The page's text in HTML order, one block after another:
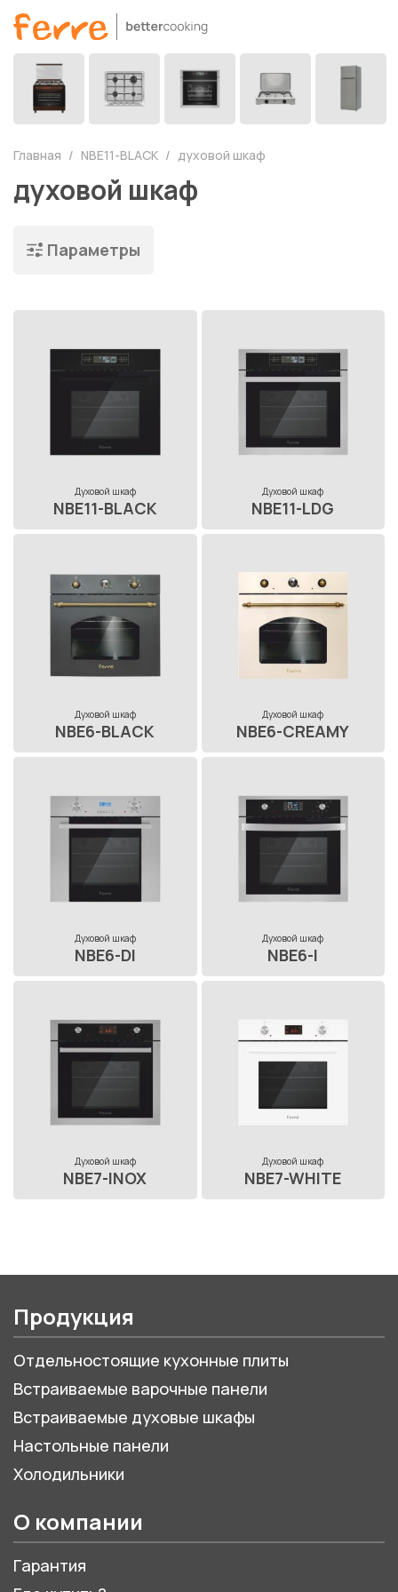
Главная NBE11-BLACK духовой шкаф
духовой шкаф
Параметры
Духовой шкаф
NBE11-BLACK
Духовой шкаф
NBE11-LDG
Духовой шкаф
NBE6-BLACK
Духовой шкаф
NBE6-CREAMY
Духовой шкаф
NBE6-DI
Духовой шкаф
NBE6-I
Духовой шкаф
NBE7-INOX
Духовой шкаф
NBE7-WHITE
Продукция
Отдельностоящие кухонные плиты
Встраиваемые варочные панели
Встраиваемые духовые шкафы
Настольные панели
Холодильники
О компании
Гарантия